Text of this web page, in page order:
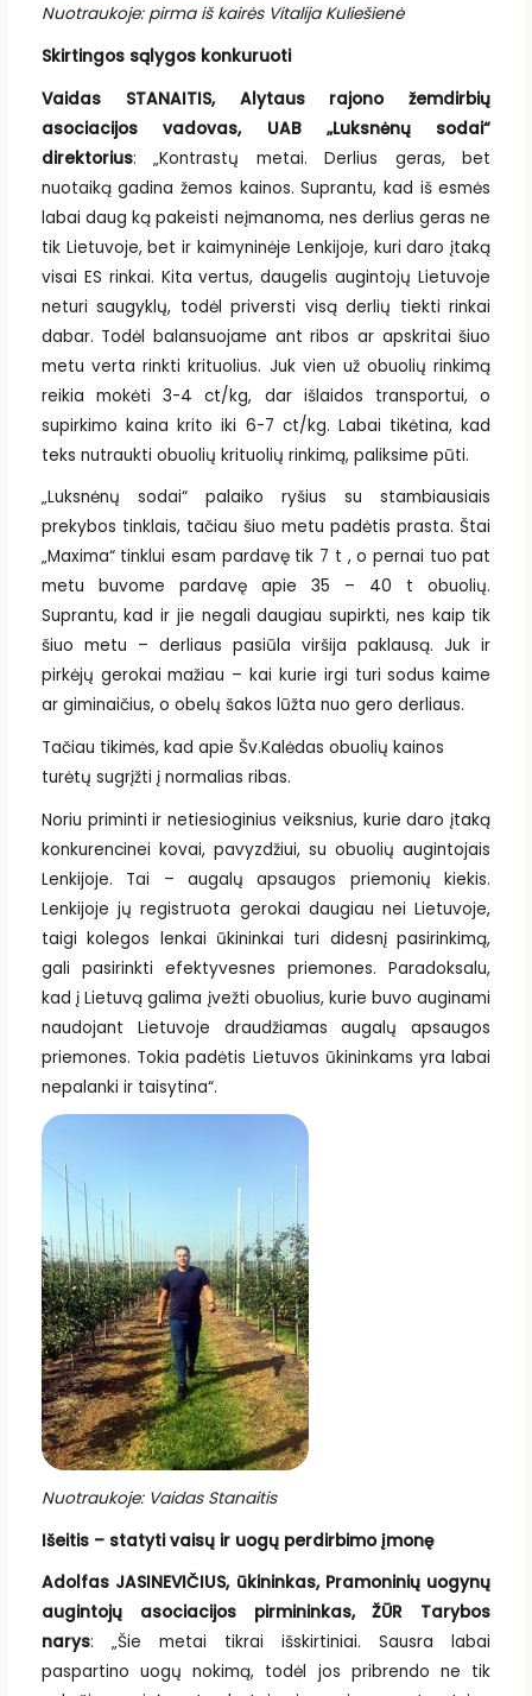
Nuotraukoje: pirma iš kairės Vitalija Kuliešienė
Skirtingos sąlygos konkuruoti
Vaidas STANAITIS, Alytaus rajono žemdirbių
asociacijos vadovas, UAB „Luksnėnų sodai“
direktorius: „Kontrastų metai. Derlius geras, bet
nuotaiką gadina žemos kainos. Suprantu, kad iš esmės
labai daug ką pakeisti neįmanoma, nes derlius geras ne
tik Lietuvoje, bet ir kaimyninėje Lenkijoje, kuri daro įtaką
visai ES rinkai. Kita vertus, daugelis augintojų Lietuvoje
neturi saugyklų, todėl priversti visą derlių tiekti rinkai
dabar. Todėl balansuojame ant ribos ar apskritai šiuo
metu verta rinkti krituolius. Juk vien už obuolių rinkimą
reikia mokėti 3-4 ct/kg, dar išlaidos transportui, o
supirkimo kaina krito iki 6-7 ct/kg. Labai tikėtina, kad
teks nutraukti obuolių krituolių rinkimą, paliksime pūti.
„Luksnėnų sodai“ palaiko ryšius su stambiausiais
prekybos tinklais, tačiau šiuo metu padėtis prasta. Štai
„Maxima“ tinklui esam pardavę tik 7 t , o pernai tuo pat
metu buvome pardavę apie 35 – 40 t obuolių.
Suprantu, kad ir jie negali daugiau supirkti, nes kaip tik
šiuo metu – derliaus pasiūla viršija paklausą. Juk ir
pirkėjų gerokai mažiau – kai kurie irgi turi sodus kaime
ar giminaičius, o obelų šakos lūžta nuo gero derliaus.
Tačiau tikimės, kad apie Šv.Kalėdas obuolių kainos
turėtų sugrįžti į normalias ribas.
Noriu priminti ir netiesioginius veiksnius, kurie daro įtaką
konkurencinei kovai, pavyzdžiui, su obuolių augintojais
Lenkijoje. Tai – augalų apsaugos priemonių kiekis.
Lenkijoje jų registruota gerokai daugiau nei Lietuvoje,
taigi kolegos lenkai ūkininkai turi didesnį pasirinkimą,
gali pasirinkti efektyvesnes priemones. Paradoksalu,
kad į Lietuvą galima įvežti obuolius, kurie buvo auginami
naudojant Lietuvoje draudžiamas augalų apsaugos
priemones. Tokia padėtis Lietuvos ūkininkams yra labai
nepalanki ir taisytina“.
Nuotraukoje: Vaidas Stanaitis
Išeitis – statyti vaisų ir uogų perdirbimo įmonę
Adolfas JASINEVIČIUS, ūkininkas, Pramoninių uogynų
augintojų asociacijos pirmininkas, ŽŪR Tarybos
narys: „Šie metai tikrai išskirtiniai. Sausra labai
paspartino uogų nokimą, todėl jos pribrendo ne tik